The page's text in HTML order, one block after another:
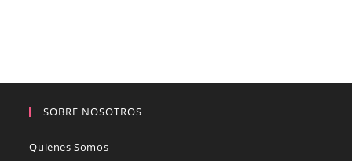
SOBRE NOSOTROS
Quienes Somos